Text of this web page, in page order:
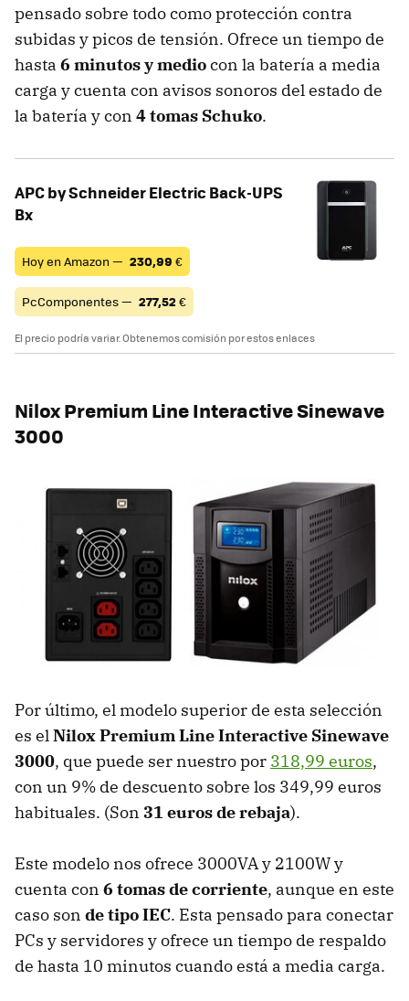
pensado sobre todo como protección contra
subidas y picos de tensión. Ofrece un tiempo de
hasta 6 minutos y mediocon la batería a media
carga y cuenta con avisos sonoros del estado de
la batería y con 4 tomas Schuko.
APC by Schneider Electric Back-UPS
Bx
Hoy en Amazon — 230,99 €
PcComponentes — 277,52 €
El precio podría variar. Obtenemos comisión por estos enlaces
Nilox Premium Line Interactive Sinewave
3000
Por último, el modelo superior de esta selección
es elNilox Premium Line Interactive Sinewave
3000, que puede ser nuestro por 318,99 euros,
con un 9% de descuento sobre los 349,99 euros
habituales. (Son 31 euros de rebaja).
Este modelo nos ofrece 3000VA y 2100W y
cuenta con 6 tomas de corriente, aunque en este
caso son de tipo IEC. Esta pensado para conectar
PCs y servidores y ofrece un tiempo de respaldo
de hasta 10 minutos cuando está a media carga.